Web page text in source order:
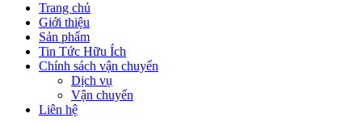
Trang chủ
Giới thiệu
Sản phẩm
Tin Tức Hữu Ích
Chính sách vận chuyển
Dịch vụ
Vận chuyển
Liên hệ